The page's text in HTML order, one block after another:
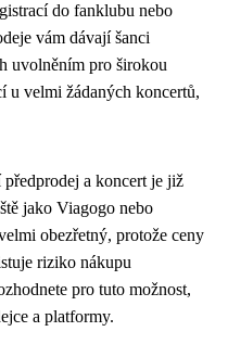
do fanklubu nebo
vám dávají šanci
uvolněním pro širokou
u velmi žádaných koncertů,
a koncert je již
jako Viagogo nebo
obezřetný, protože ceny
riziko nákupu
pro tuto možnost,
a platformy.